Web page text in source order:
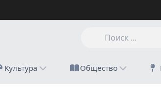
Культура Общество